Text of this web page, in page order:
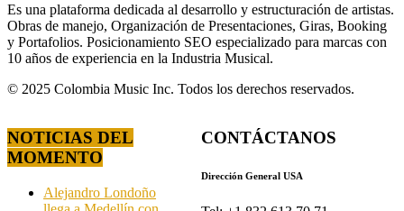
Es una plataforma dedicada al desarrollo y estructuración de artistas.
Obras de manejo, Organización de Presentaciones, Giras, Booking
y Portafolios. Posicionamiento SEO especializado para marcas con
10 años de experiencia en la Industria Musical.
© 2025 Colombia Music Inc. Todos los derechos reservados.
NOTICIAS DEL
MOMENTO
Alejandro Londoño
CONTÁCTANOS
Dirección General USA